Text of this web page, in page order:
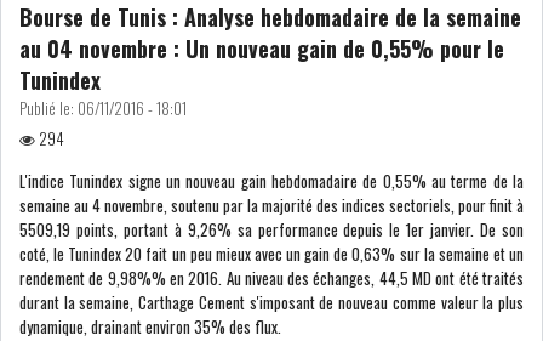
HISTORIQUE DES ZOOMS
ARCHIVES DES COURS
HISTORIQUE ANALYSES HEBDOMADAIRES
SICAV
GRAPHIQUE TUNINDEX
Bourse de Tunis : Analyse hebdomadaire de la semaine
au 04 novembre : Un nouveau gain de 0,55% pour le
Tunindex
Publié le: 06/11/2016 - 18:01
294
L'indice Tunindex signe un nouveau gain hebdomadaire de 0,55% au terme de la
semaine au 4 novembre, soutenu par la majorité des indices sectoriels, pour finit à
5509,19 points, portant à 9,26% sa performance depuis le 1er janvier. De son
coté, le Tunindex 20 fait un peu mieux avec un gain de 0,63% sur la semaine et un
rendement de 9,98%% en 2016. Au niveau des échanges, 44,5 MD ont été traités
durant la semaine, Carthage Cement s'imposant de nouveau comme valeur la plus
dynamique, drainant environ 35% des flux.